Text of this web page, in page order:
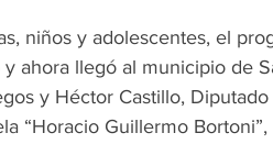
niños y adolescentes, el
ahora llegó al municipio de
y Héctor Castillo,
“Horacio Guillermo